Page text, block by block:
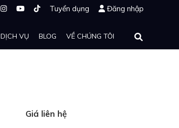
Tuyển dụng Đăng nhập
DỊCH VỤ BLOG VỀ CHÚNG TÔI
Giá liên hệ